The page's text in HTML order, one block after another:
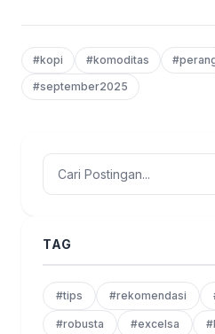
#kopi #komoditas
#september2025
TAG
#tips #rekomendasi
#robusta #excelsa